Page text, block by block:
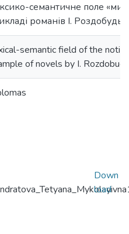
семантичне поле
романів І.
semantic field of the
of novels by I.
Down
load